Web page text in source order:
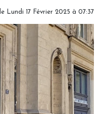
le Lundi 17 Février 2025 à 07:37